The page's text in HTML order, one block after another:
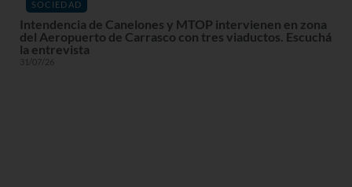
SOCIEDAD
Intendencia de Canelones y MTOP intervienen en zona
del Aeropuerto de Carrasco con tres viaductos. Escuchá
la entrevista
31/07/26